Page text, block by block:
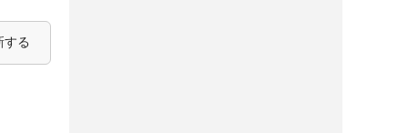
する